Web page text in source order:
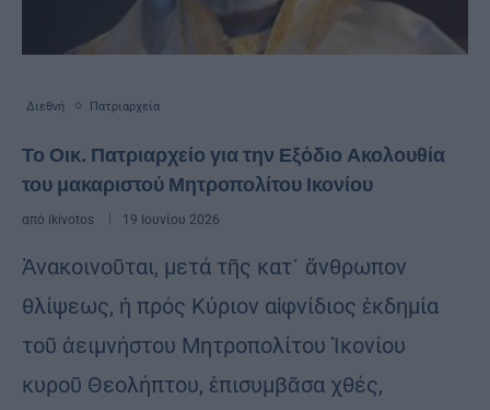
Διεθνή Πατριαρχεία
Το Οικ. Πατριαρχείο για την Εξόδιο Ακολουθία
του μακαριστού Μητροπολίτου Ικονίου
από ikivotos 19 Ιουνίου 2026
Ἀνακοινοῦται, μετά τῆς κατ᾿ ἄνθρωπον
θλίψεως, ἡ πρός Κύριον αἰφνίδιος ἐκδημία
τοῦ ἀειμνήστου Μητροπολίτου Ἰκονίου
κυροῦ Θεολήπτου, ἐπισυμβᾶσα χθές,